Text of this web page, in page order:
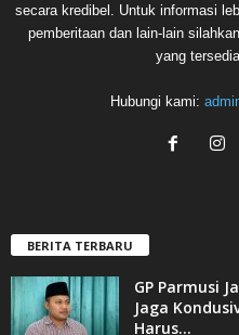
secara kredibel. Untuk informasi
pemberitaan dan lain-lain
yang
Hubungi kami:
BERITA TERBARU
GP Parmusi
Jaga
Harus...